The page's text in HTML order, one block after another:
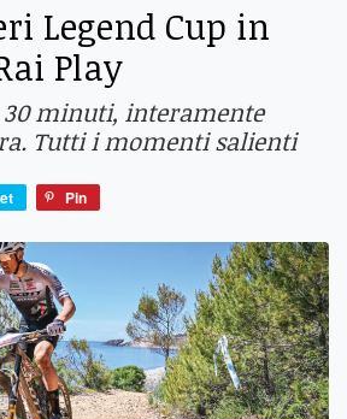
Legend Cup in
Play
30 minuti, interamente
Tutti i momenti salienti
Pin